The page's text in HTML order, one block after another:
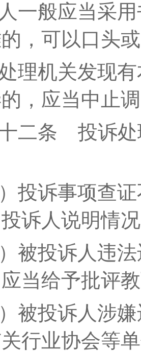
一般应当采
，可以口头
理机关发现
，应当中止
二条
投诉
）投诉事项查
诉人说明情
）被投诉人违
当给予批评
）被投诉人涉
行业协会等